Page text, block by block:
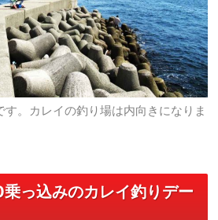
。カレイの釣り場は内向きになりま
っ込みのカレイ釣りデー